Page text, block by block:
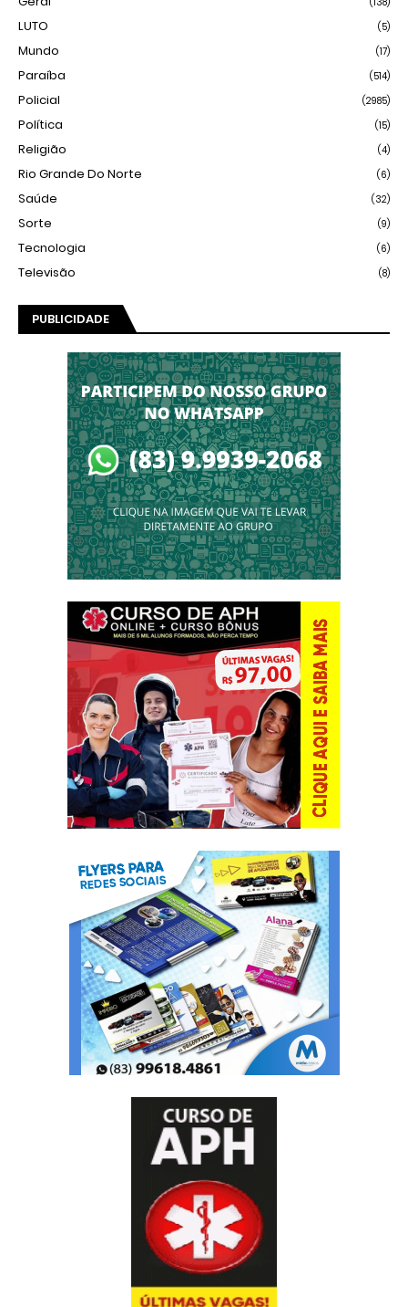
LUTO (5)
Mundo (17)
Paraíba (514)
Policial (2985)
Política (15)
Religião (4)
Rio Grande Do Norte (6)
Saúde (32)
Sorte (9)
Tecnologia (6)
Televisão (8)
PUBLICIDADE